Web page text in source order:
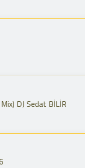
DJ Sedat BİLİR